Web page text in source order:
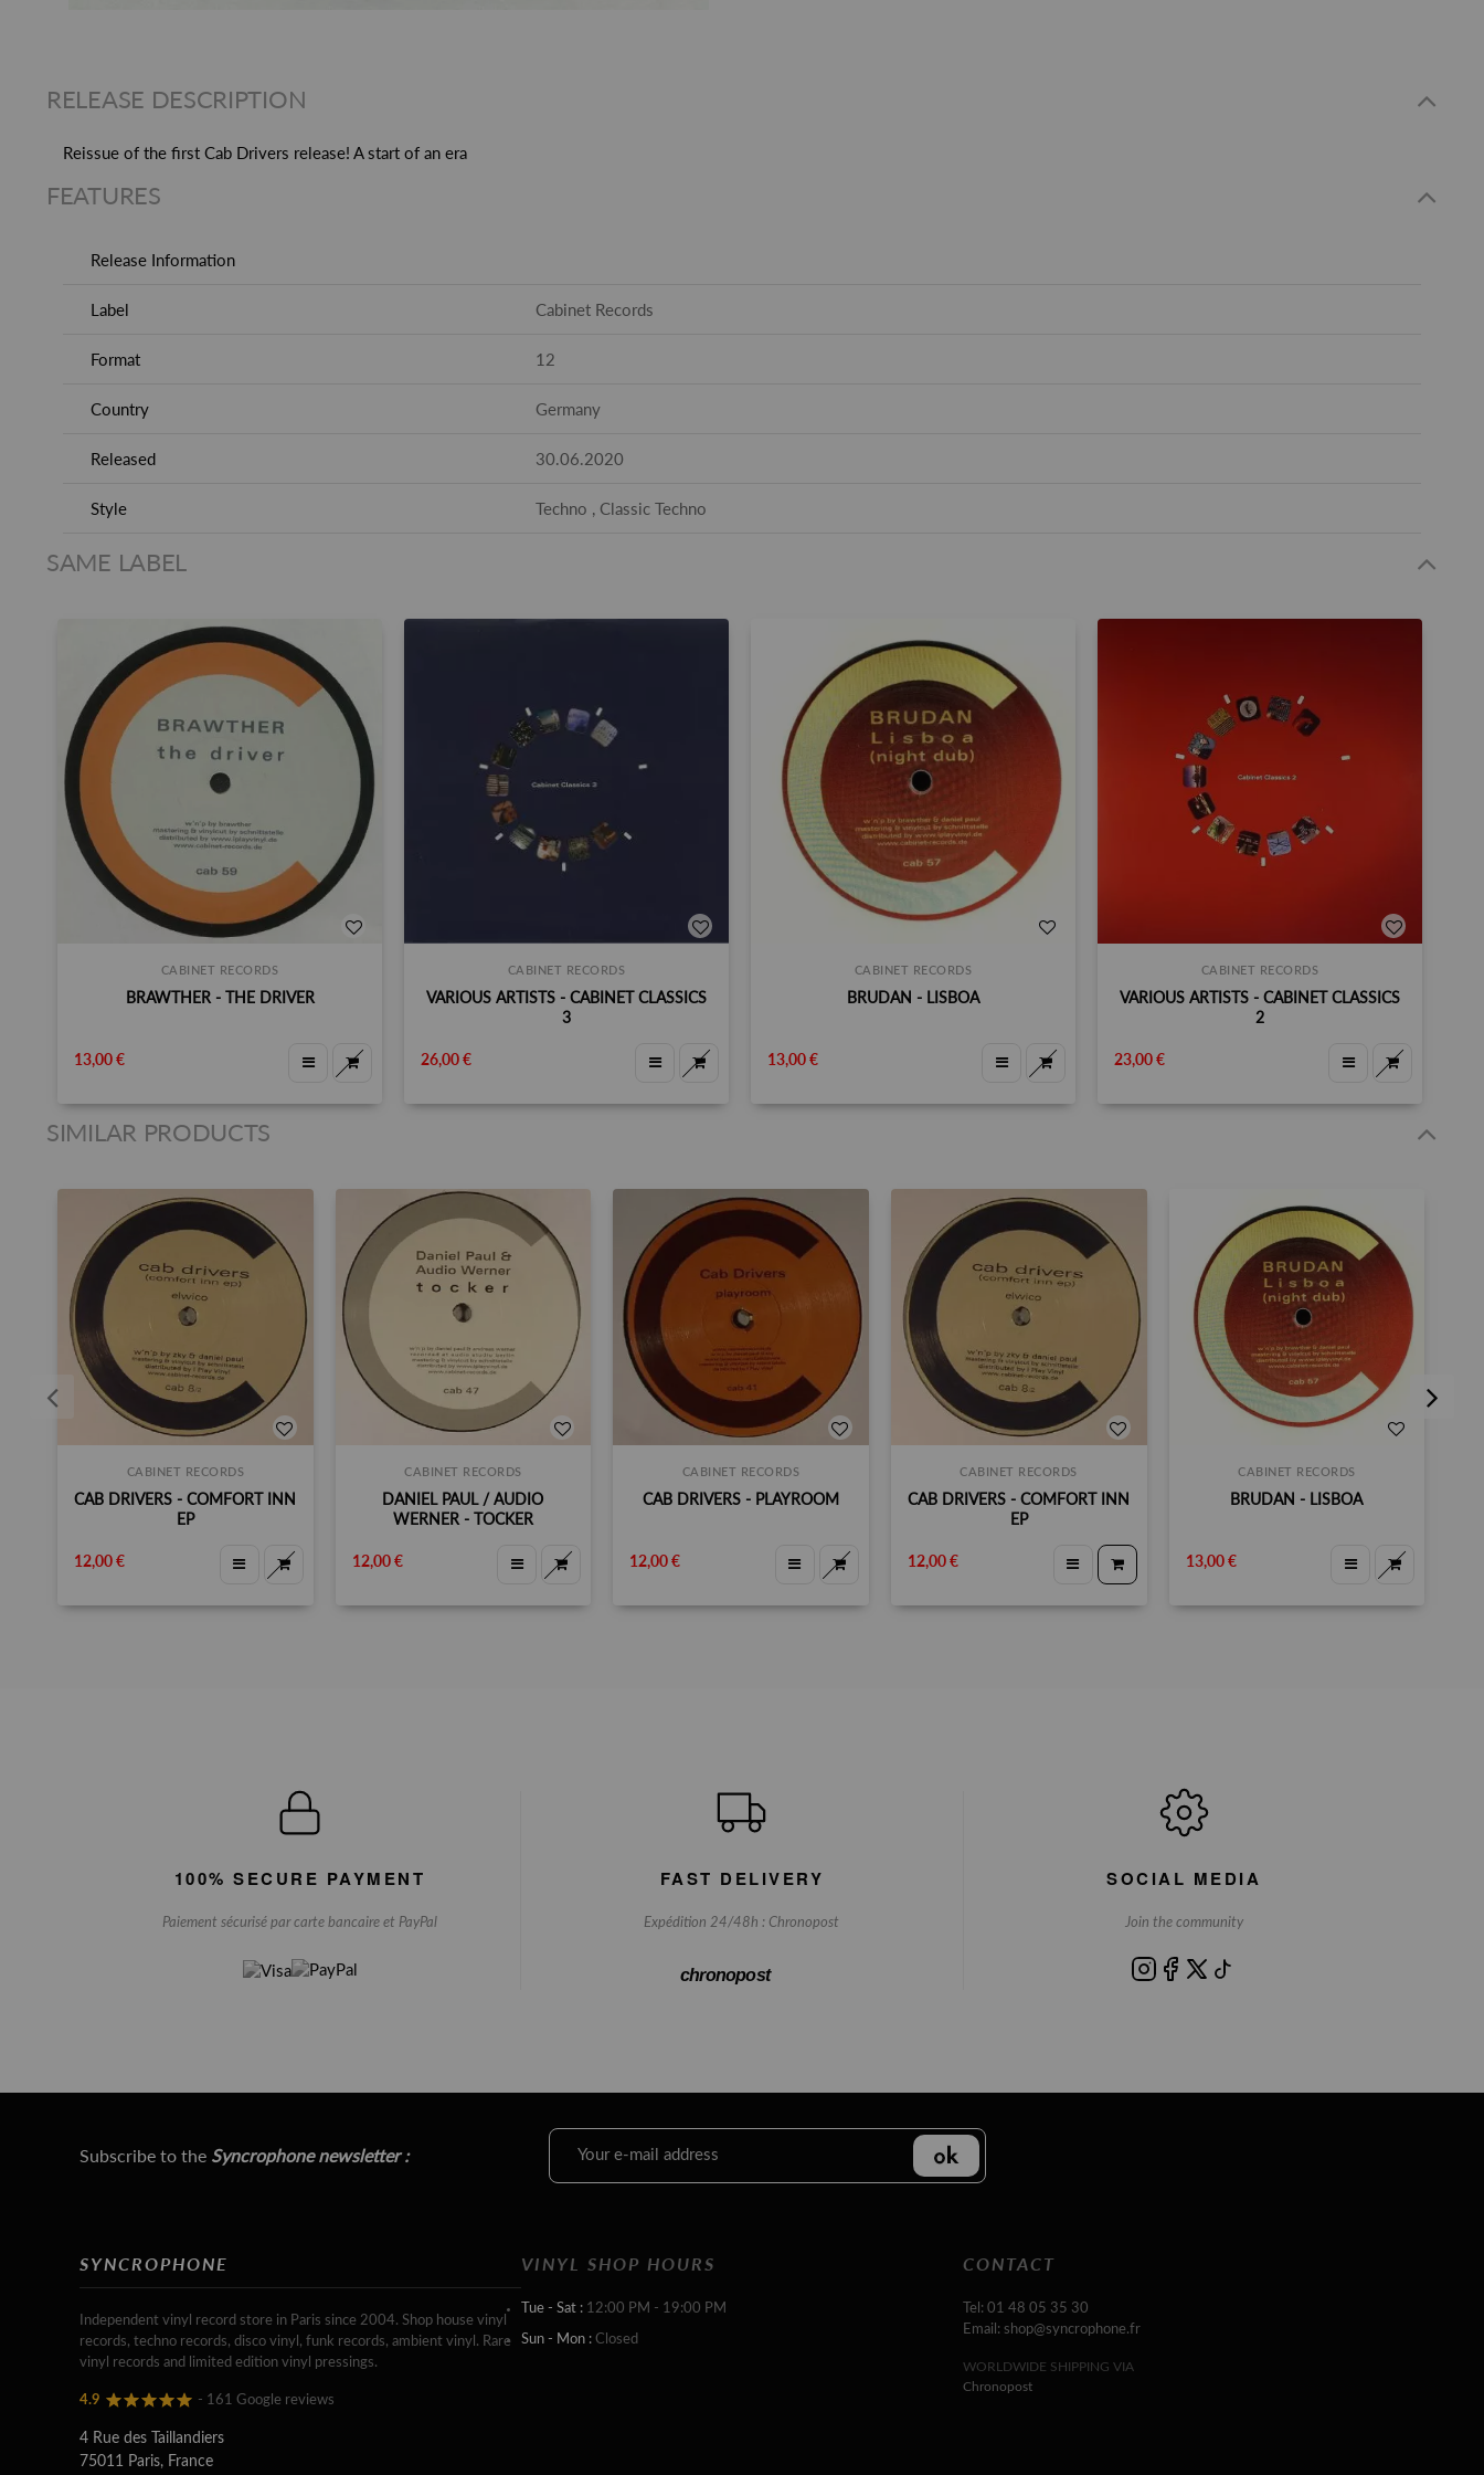
RELEASE DESCRIPTION
Reissue of the first Cab Drivers release! A start of an era
FEATURES
Release Information
Label Cabinet Records
Format 12
Country Germany
Released 30.06.2020
Style Techno , Classic Techno
SAME LABEL
CABINET RECORDS
BRAWTHER - THE DRIVER
13,00 €
CABINET RECORDS
VARIOUS ARTISTS - CABINET CLASSICS
3
26,00 €
CABINET RECORDS
BRUDAN - LISBOA
13,00 €
CABINET RECORDS
VARIOUS ARTISTS - CABINET CLASSICS
2
23,00 €
SIMILAR PRODUCTS
CABINET RECORDS
CAB DRIVERS - COMFORT INN
EP
12,00 €
CABINET RECORDS
DANIEL PAUL / AUDIO
WERNER - TOCKER
12,00 €
CABINET RECORDS
CAB DRIVERS - PLAYROOM
12,00 €
CABINET RECORDS
CAB DRIVERS - COMFORT INN
EP
12,00 €
CABINET RECORDS
BRUDAN - LISBOA
13,00 €
100% SECURE PAYMENT
Paiement sécurisé par carte bancaire et PayPal
FAST DELIVERY
Expédition 24/48h : Chronopost
chronopost
SOCIAL MEDIA
Join the community
Subscribe to the Syncrophone newsletter :
SYNCROPHONE
Independent vinyl record store in Paris since 2004. Shop house vinyl
records, techno records, disco vinyl, funk records, ambient vinyl. Rare
vinyl records and limited edition vinyl pressings.
4.9 - 161 Google reviews
4 Rue des Taillandiers
75011 Paris, France
VINYL SHOP HOURS
Tue - Sat : 12:00 PM - 19:00 PM
Sun - Mon : Closed
CONTACT
Tel: 01 48 05 35 30
Email: shop@syncrophone.fr
WORLDWIDE SHIPPING VIA
Chronopost